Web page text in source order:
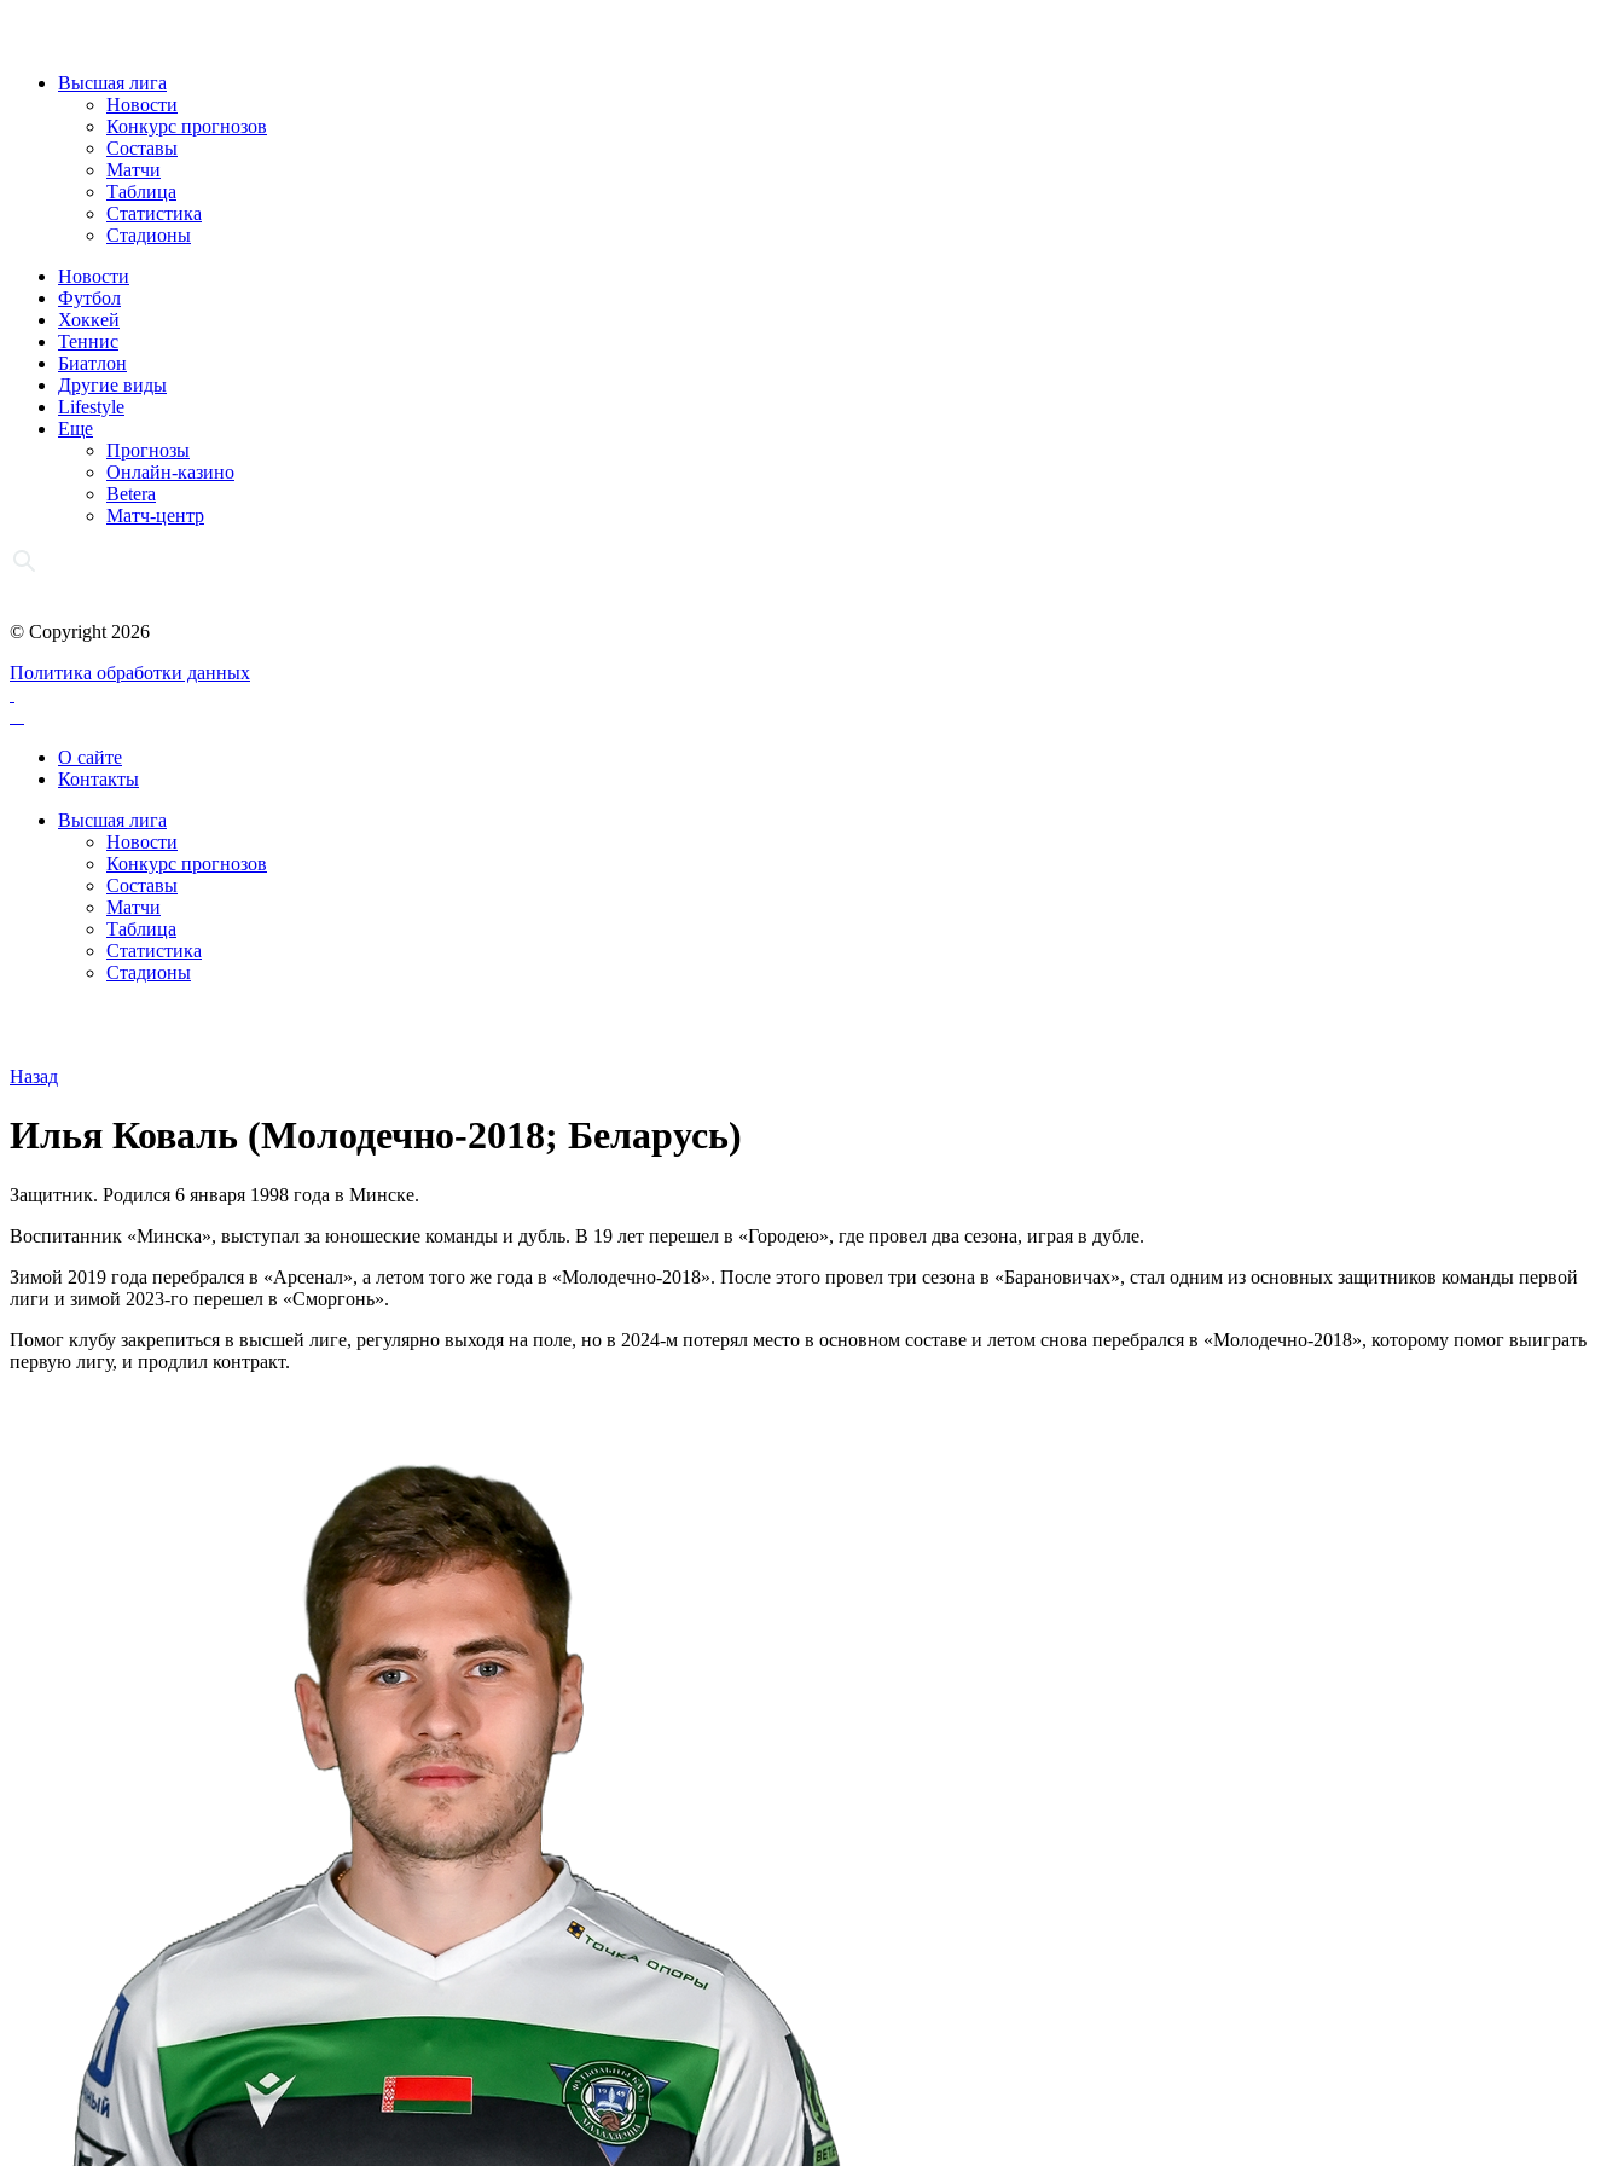
Высшая лига
Новости
Конкурс прогнозов
Составы
Матчи
Таблица
Статистика
Стадионы
Новости
Футбол
Хоккей
Теннис
Биатлон
Другие виды
Lifestyle
Еще
Прогнозы
Онлайн-казино
Betera
Матч-центр
© Copyright 2026
Политика обработки данных
О сайте
Контакты
Высшая лига
Новости
Конкурс прогнозов
Составы
Матчи
Таблица
Статистика
Стадионы
Назад
Илья Коваль (Молодечно-2018; Беларусь)
Защитник. Родился 6 января 1998 года в Минске.
Воспитанник «Минска», выступал за юношеские команды и дубль. В 19 лет перешел в «Городею», где провел два сезона, играя в дубле.
Зимой 2019 года перебрался в «Арсенал», а летом того же года в «Молодечно-2018». После этого провел три сезона в «Барановичах», стал одним из основных защитников команды первой
лиги и зимой 2023-го перешел в «Сморгонь».
Помог клубу закрепиться в высшей лиге, регулярно выходя на поле, но в 2024-м потерял место в основном составе и летом снова перебрался в «Молодечно-2018», которому помог выиграть
первую лигу, и продлил контракт.